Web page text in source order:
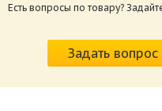
приводов КЛОП-1.pdf
Размер: 520.36 Кб
Есть вопросы по товару?
Задать вопрос